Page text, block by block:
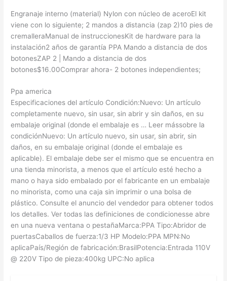
Engranaje interno (material) Nylon con núcleo de aceroEl kit
viene con lo siguiente; 2 mandos a distancia (zap 2)10 pies de
cremalleraManual de instruccionesKit de hardware para la
instalación2 años de garantía PPA Mando a distancia de dos
botonesZAP 2 | Mando a distancia de dos
botones$16.00Comprar ahora- 2 botones independientes;
Ppa america
Especificaciones del artículo Condición:Nuevo: Un artículo
completamente nuevo, sin usar, sin abrir y sin daños, en su
embalaje original (donde el embalaje es … Leer mássobre la
condiciónNuevo: Un artículo nuevo, sin usar, sin abrir, sin
daños, en su embalaje original (donde el embalaje es
aplicable). El embalaje debe ser el mismo que se encuentra en
una tienda minorista, a menos que el artículo esté hecho a
mano o haya sido embalado por el fabricante en un embalaje
no minorista, como una caja sin imprimir o una bolsa de
plástico. Consulte el anuncio del vendedor para obtener todos
los detalles. Ver todas las definiciones de condicionesse abre
en una nueva ventana o pestañaMarca:PPA Tipo:Abridor de
puertasCaballos de fuerza:1/3 HP Modelo:PPA MPN:No
aplicaPaís/Región de fabricación:BrasilPotencia:Entrada 110V
@ 220V Tipo de pieza:400kg UPC:No aplica